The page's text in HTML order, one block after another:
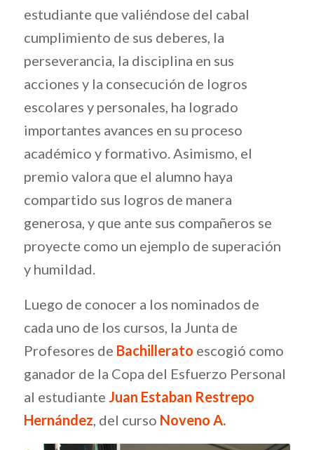
estudiante que valiéndose del cabal
cumplimiento de sus deberes, la
perseverancia, la disciplina en sus
acciones y la consecución de logros
escolares y personales, ha logrado
importantes avances en su proceso
académico y formativo. Asimismo, el
premio valora que el alumno haya
compartido sus logros de manera
generosa, y que ante sus compañeros se
proyecte como un ejemplo de superación
y humildad.
Luego de conocer a los nominados de
cada uno de los cursos, la Junta de
Profesores de Bachillerato escogió como
ganador de la Copa del Esfuerzo Personal
al estudiante Juan Estaban Restrepo
Hernández, del curso Noveno A.